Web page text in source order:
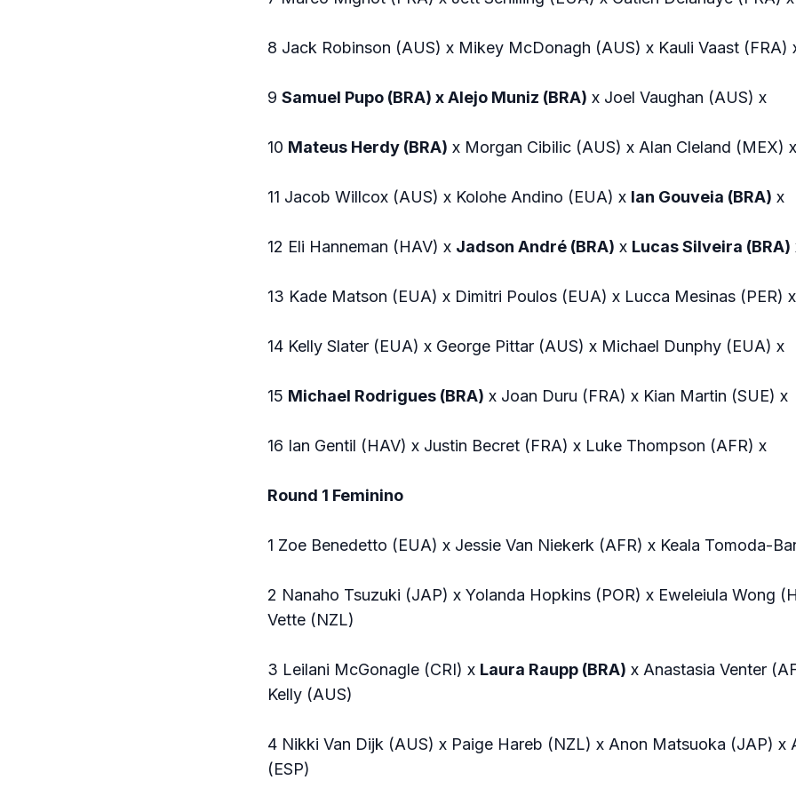
8 Jack Robinson (AUS) x Mikey McDonagh (AUS) x Kauli Vaast (FRA)
9 Samuel Pupo (BRA) x Alejo Muniz (BRA) x Joel Vaughan (AUS) x
10 Mateus Herdy (BRA) x Morgan Cibilic (AUS) x Alan Cleland (MEX) x
11 Jacob Willcox (AUS) x Kolohe Andino (EUA) x Ian Gouveia (BRA) x
12 Eli Hanneman (HAV) x Jadson André (BRA) x Lucas Silveira (BRA)
13 Kade Matson (EUA) x Dimitri Poulos (EUA) x Lucca Mesinas (PER) x
14 Kelly Slater (EUA) x George Pittar (AUS) x Michael Dunphy (EUA) x
15 Michael Rodrigues (BRA) x Joan Duru (FRA) x Kian Martin (SUE) x
16 Ian Gentil (HAV) x Justin Becret (FRA) x Luke Thompson (AFR) x
Round 1 Feminino
1 Zoe Benedetto (EUA) x Jessie Van Niekerk (AFR) x Keala Tomoda-
2 Nanaho Tsuzuki (JAP) x Yolanda Hopkins (POR) x Eweleiula Wong
Vette (NZL)
3 Leilani McGonagle (CRI) x Laura Raupp (BRA) x Anastasia Venter
Kelly (AUS)
4 Nikki Van Dijk (AUS) x Paige Hareb (NZL) x Anon Matsuoka (JAP) x
(ESP)